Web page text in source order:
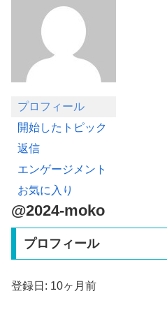
プロフィール
開始したトピック
返信
エンゲージメント
お気に入り
@2024-moko
プロフィール
登録日: 10ヶ月前